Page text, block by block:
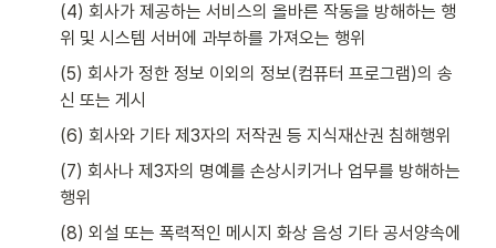
(4) 회사가 제공하는 서비스의 올바른 작동을 방해하는 행
위 및 시스템 서버에 과부하를 가져오는 행위
(5) 회사가 정한 정보 이외의 정보(컴퓨터 프로그램)의 송
신 또는 게시
(6) 회사와 기타 제3자의 저작권 등 지식재산권 침해행위
(7) 회사나 제3자의 명예를 손상시키거나 업무를 방해하는
행위
(8) 외설 또는 폭력적인 메시지 화상 음성 기타 공서양속에